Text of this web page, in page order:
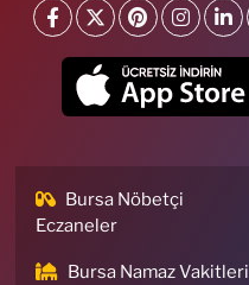
Bursa Nöbetçi
Eczaneler
Bursa Namaz Vakitleri